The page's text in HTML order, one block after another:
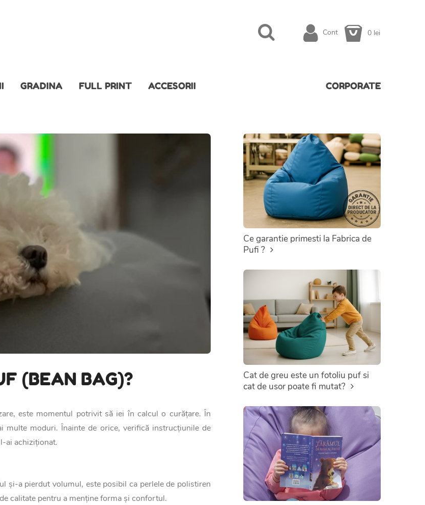
0 lei
Cont
GRADINA FULL PRINT ACCESORII CORPORATE
(BEAN BAG)?
este momentul potrivit să iei în calcul o curățare. În
moduri. Înainte de orice, verifică instrucțiunile de
ai achiziționat.
și-a pierdut volumul, este posibil ca perlele de polistiren
calitate pentru a menține forma și confortul.
Ce garantie primesti la Fabrica de
Pufi ?
Cat de greu este un fotoliu puf si
cat de usor poate fi mutat?